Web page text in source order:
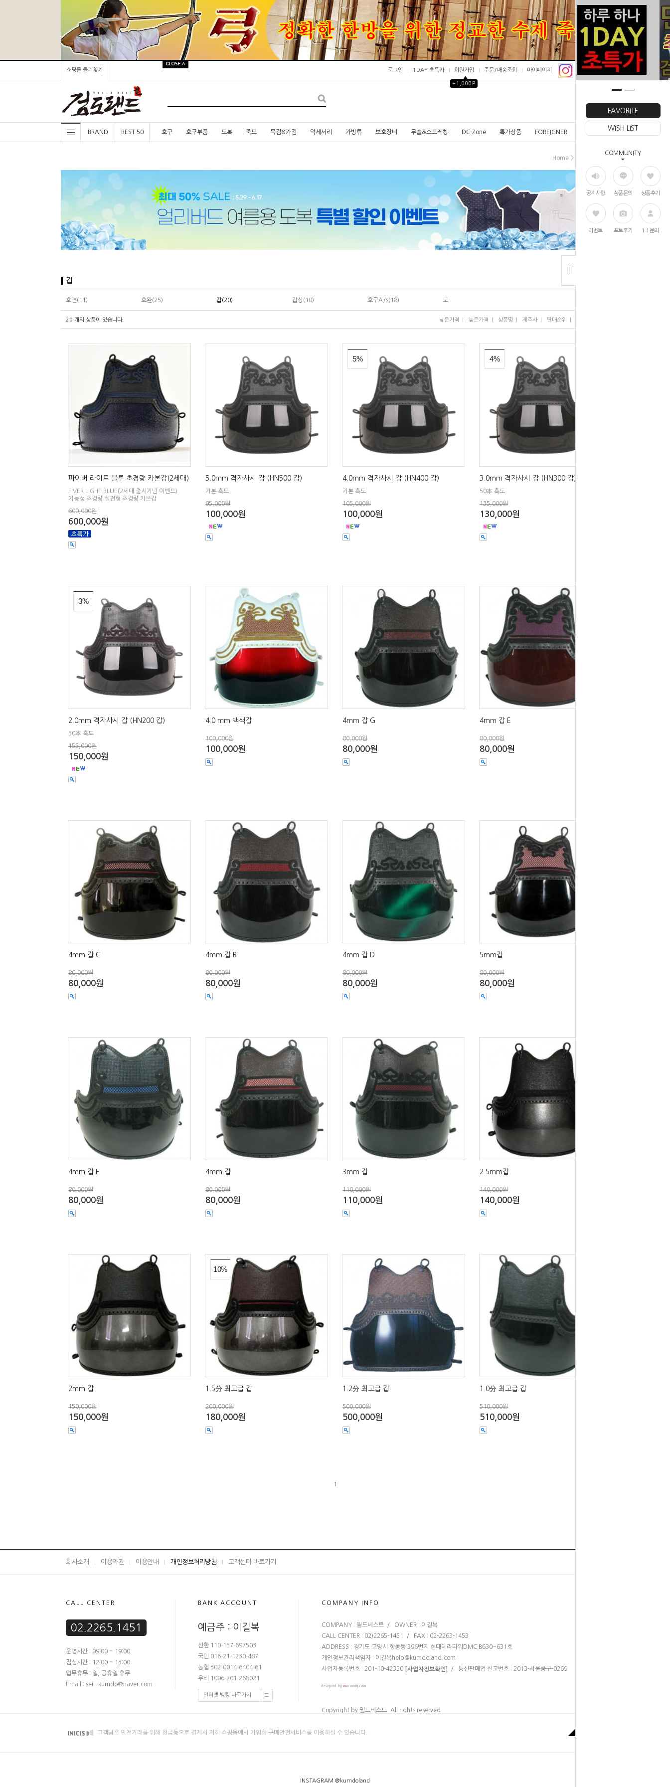
FAVORITE
WISH LIST
COMMUNITY
공지사항 상품문의 상품후기
이벤트 포토후기 1:1문의
쇼핑몰 즐겨찾기 로그인 1DAY 초특가 회원가입
▲
+1,000P
주문/배송조회 마이페이지
BRAND BEST 50 호구 호구부품 도복 죽도 목검&가검 악세서리 가방류 보호장비 무술&스트레칭 DC-Zone 특가상품 FOREIGNER
Home >
갑
호면(11) 호완(25) 갑(20) 갑상(10) 호구A/s(18) 도
20 개의 상품이 있습니다. 낮은가격 높은가격 상품명 제조사I 판매순위
파이버 라이트 블루 초경량 카본갑(2세대)
FIVER LIGHT BLUE(2세대 출시기념 이벤트)
기능성 초경량 실전형 초경량 카본갑
600,000원
600,000원
5.0mm 격자사시 갑 (HN500 갑)
기본 흑도
95,000원
100,000원
5%
4.0mm 격자사시 갑 (HN400 갑)
기본 흑도
105,000원
100,000원
4%
3.0mm 격자사시 갑 (HN300 갑)
50本 흑도
135,000원
130,000원
3%
2.0mm 격자사시 갑 (HN200 갑)
50本 흑도
155,000원
150,000원
4.0 mm 백색갑
100,000원
100,000원
4mm 갑 G
80,000원
80,000원
4mm 갑 E
80,000원
80,000원
4mm 갑 C
80,000원
80,000원
4mm 갑 B
80,000원
80,000원
4mm 갑 D
80,000원
80,000원
5mm갑
80,000원
80,000원
4mm 갑 F
80,000원
80,000원
4mm 갑
80,000원
80,000원
3mm 갑
110,000원
110,000원
2.5mm갑
140,000원
140,000원
2mm 갑
150,000원
150,000원
10%
1.5分 최고급 갑
200,000원
180,000원
1.2分 최고급 갑
500,000원
500,000원
1.0分 최고급 갑
510,000원
510,000원
1
회사소개 이용약관 이용안내 개인정보처리방침 고객센터 바로가기
CALL CENTER
02.2265.1451
운영시간 : 09:00 ~ 19:00
점심시간 : 12:00 ~ 13:00
업무휴무 : 일, 공휴일 휴무
Email : seil_kumdo@naver.com
BANK ACCOUNT
예금주 : 이길복
신한 110-157-697503
국민 016-21-1230-487
농협 302-0014-6404-61
우리 1006-201-268021
인터넷 뱅킹 바로가기
COMPANY INFO
COMPANY : 월드베스트 / OWNER : 이길복
CALL CENTER : 02)2265-1451 / FAX : 02-2263-1453
ADDRESS : 경기도 고양시 향동동 396번지 현대테라타워DMC B630~631호
개인정보관리책임자 : 이길복help@kumdoland.com
사업자등록번호 : 201-10-42320
[사업자정보확인] / 통신판매업 신고번호 : 2013-서울중구-0269
Copyright by 월드베스트. All rights reserved
고객님은 안전거래를 위해 현금등으로 결제시 저희 쇼핑몰에서 가입한 구매안전서비스를 이용하실 수 있습니다.
INSTAGRAM @kumdoland